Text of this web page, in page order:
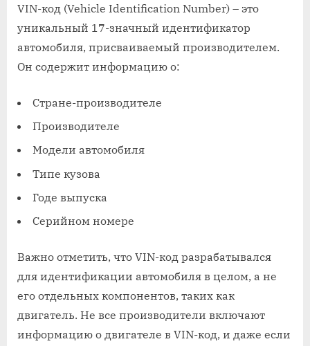
VIN-код (Vehicle Identification Number) – это
уникальный 17-значный идентификатор
автомобиля, присваиваемый производителем.
Он содержит информацию о:
Стране-производителе
Производителе
Модели автомобиля
Типе кузова
Годе выпуска
Серийном номере
Важно отметить, что VIN-код разрабатывался
для идентификации автомобиля в целом, а не
его отдельных компонентов, таких как
двигатель. Не все производители включают
информацию о двигателе в VIN-код, и даже если